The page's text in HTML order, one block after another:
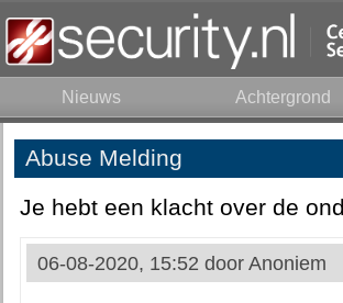
Nieuws Achtergrond
Abuse Melding
Je hebt een klacht over de
06-08-2020, 15:52 door Anoniem